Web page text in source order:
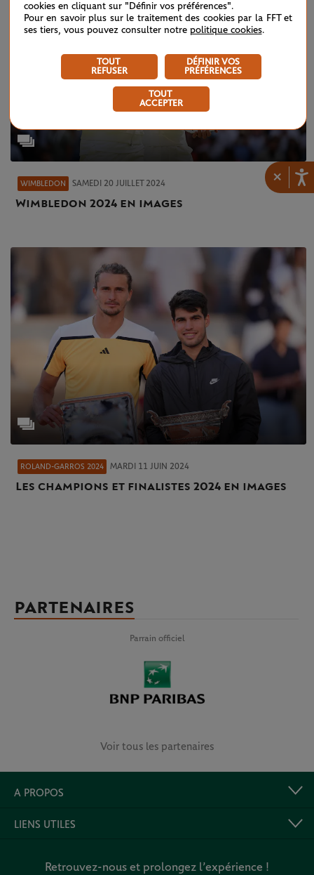
×
WIMBLEDON SAMEDI 20 JUILLET 2024
Wimbledon 2024 en images
ROLAND-GARROS 2024 MARDI 11 JUIN 2024
Les champions et finalistes 2024 en images
PARTENAIRES
Parrain officiel
Voir tous les partenaires
A PROPOS
LIENS UTILES
Retrouvez-nous et prolongez l’expérience !
cookies en cliquant sur "Définir vos préférences".
Pour en savoir plus sur le traitement des cookies par la FFT et
ses tiers, vous pouvez consulter notre politique cookies.
TOUT
REFUSER
DÉFINIR VOS
PRÉFÉRENCES
TOUT
ACCEPTER